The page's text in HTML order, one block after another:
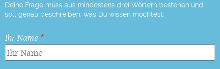
Deine Frage muss aus mindestens drei Wörtern bestehen und
soll genau beschreiben, was Du wissen möchtest.
Ihr Name